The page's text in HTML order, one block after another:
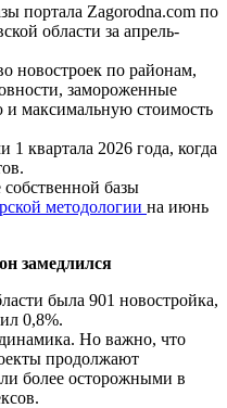
портала Zagorodna.com по
области за апрель-
новостроек по районам,
замороженные
максимальную стоимость
1 квартала 2026 года, когда
базы
методологии на июнь
замедлился
была 901 новостройка,
0,8%.
Но важно, что
продолжают
более осторожными в